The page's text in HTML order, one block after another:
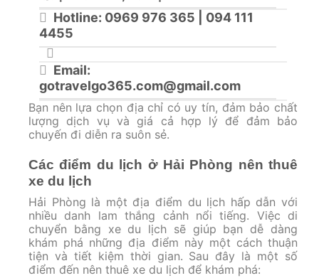
Hotline: 0969 976 365 | 094 111
4455
Email:
gotravelgo365.com@gmail.com
Bạn nên lựa chọn địa chỉ có uy tín, đảm bảo chất
lượng dịch vụ và giá cả hợp lý để đảm bảo
chuyến đi diễn ra suôn sẻ.
Các điểm du lịch ở Hải Phòng nên thuê
xe du lịch
Hải Phòng là một địa điểm du lịch hấp dẫn với
nhiều danh lam thắng cảnh nổi tiếng. Việc di
chuyển bằng xe du lịch sẽ giúp bạn dễ dàng
khám phá những địa điểm này một cách thuận
tiện và tiết kiệm thời gian. Sau đây là một số
điểm đến nên thuê xe du lịch để khám phá: